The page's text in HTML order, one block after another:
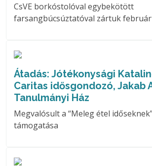
CsVE borkóstolóval egybekötött
farsangbúcsúztatóval zártuk
Átadás: Jótékonysági
Caritas idősgondozó, Jakab
Tanulmányi Ház
Megvalósult a “Meleg étel
támogatása